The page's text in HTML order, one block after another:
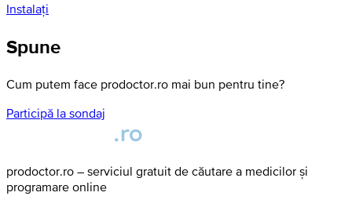
Instalați
Spune
Cum putem face prodoctor.ro mai bun pentru tine?
Participă la sondaj
prodoctor.ro – serviciul gratuit de căutare a medicilor și
programare online